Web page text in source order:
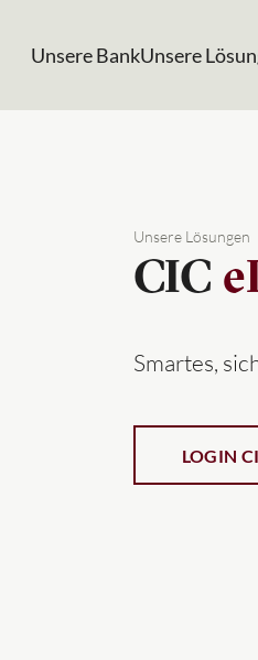
Unsere BankUnsere
Unsere Lösungen
CIC
Smartes,
LOGIN